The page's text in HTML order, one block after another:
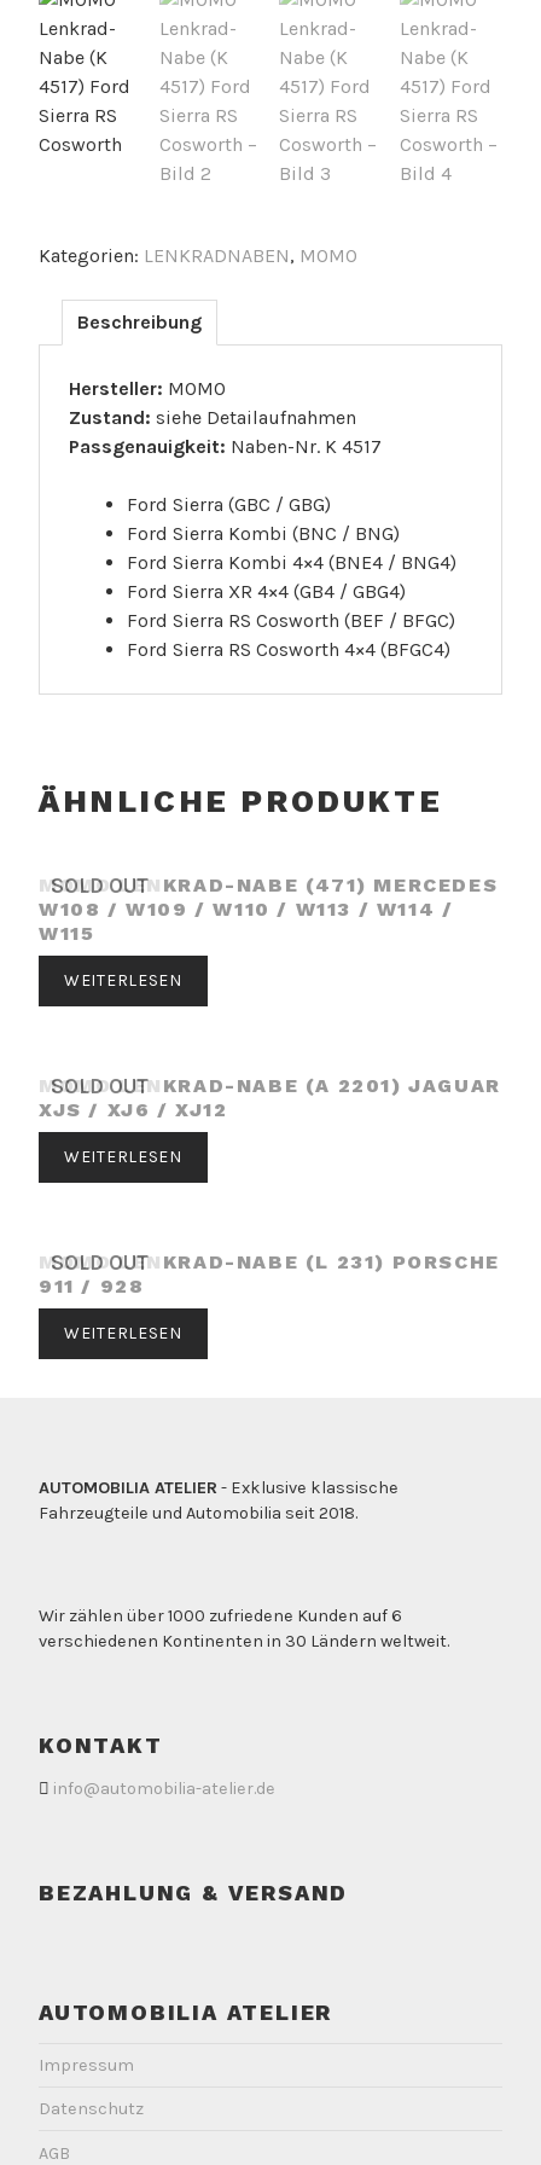
Kategorien: LENKRADNABEN, MOMO
Beschreibung
Hersteller: MOMO
Zustand: siehe Detailaufnahmen
Passgenauigkeit: Naben-Nr. K 4517
Ford Sierra (GBC / GBG)
Ford Sierra Kombi (BNC / BNG)
Ford Sierra Kombi 4×4 (BNE4 / BNG4)
Ford Sierra XR 4×4 (GB4 / GBG4)
Ford Sierra RS Cosworth (BEF / BFGC)
Ford Sierra RS Cosworth 4×4 (BFGC4)
ÄHNLICHE PRODUKTE
SOLD OUT
MOMO LENKRAD-NABE (471) MERCEDES
W108 / W109 / W110 / W113 / W114 /
W115
WEITERLESEN
SOLD OUT
MOMO LENKRAD-NABE (A 2201) JAGUAR
XJS / XJ6 / XJ12
WEITERLESEN
SOLD OUT
MOMO LENKRAD-NABE (L 231) PORSCHE
911 / 928
WEITERLESEN
AUTOMOBILIA ATELIER - Exklusive klassische
Fahrzeugteile und Automobilia seit 2018.
Wir zählen über 1000 zufriedene Kunden auf 6
verschiedenen Kontinenten in 30 Ländern weltweit.
KONTAKT
info@automobilia-atelier.de
BEZAHLUNG & VERSAND
AUTOMOBILIA ATELIER
Impressum
Datenschutz
AGB